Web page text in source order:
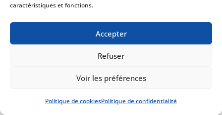
caractéristiques et fonctions.
Accepter
Refuser
Voir les préférences
Politique de cookiesPolitique de confidentialité
DK-BM04